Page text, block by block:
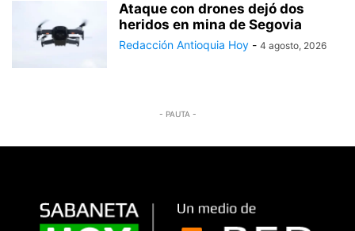
Ataque con drones dejó dos
heridos en mina de Segovia
Redacción Antioquia Hoy - 4 agosto, 2026
- PAUTA -